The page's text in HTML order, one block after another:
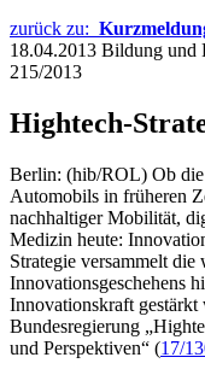
zurück zu:
18.04.2013 Bildung und
215/2013
Hightech-
Berlin: (hib/ROL) Ob
Automobils in früheren
nachhaltiger Mobilität,
Medizin heute:
Strategie versammelt
Innovationsgeschehens
Innovationskraft
Bundesregierung
und Perspektiven“ (17/